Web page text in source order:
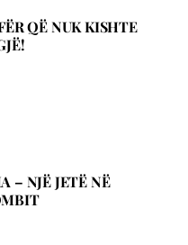
QË NUK KISHTE
– NJЁ JETЁ NЁ